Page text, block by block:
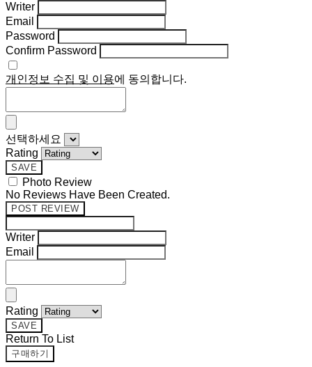
Writer
Email
Password
Confirm Password
개인정보 수집 및 이용에 동의합니다.
선택하세요
Rating
SAVE
Photo Review
No Reviews Have Been Created.
POST REVIEW
Writer
Email
Rating
SAVE
Return To List
구매하기